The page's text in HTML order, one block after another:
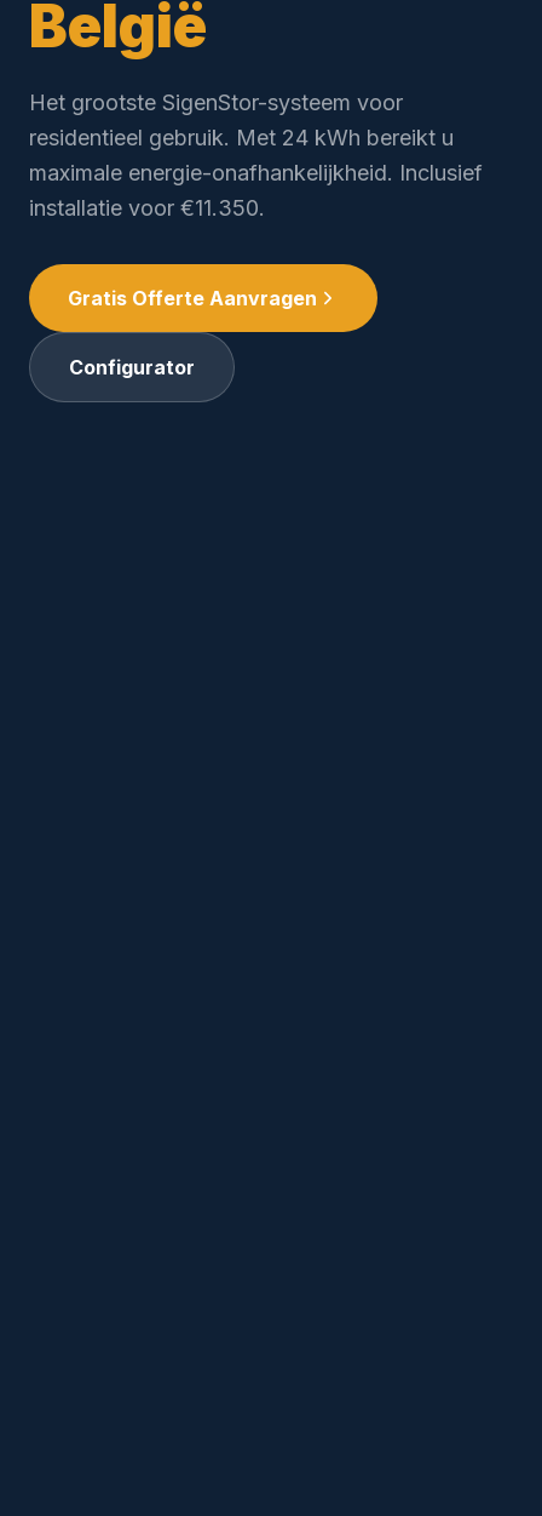
België
Het grootste SigenStor-systeem voor
residentieel gebruik. Met 24 kWh bereikt u
maximale energie-onafhankelijkheid. Inclusief
installatie voor €11.350.
Gratis Offerte Aanvragen
Configurator